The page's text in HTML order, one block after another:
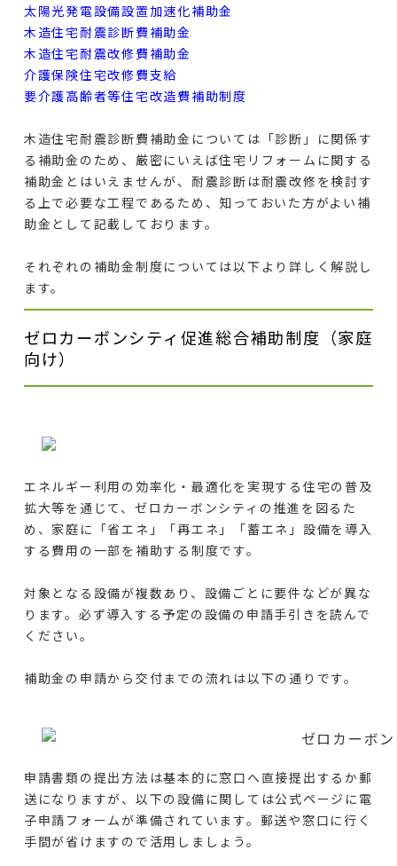
太陽光発電設備設置加速化補助金
木造住宅耐震診断費補助金
木造住宅耐震改修費補助金
介護保険住宅改修費支給
要介護高齢者等住宅改造費補助制度
木造住宅耐震診断費補助金については「診断」に関係す
る補助金のため、厳密にいえば住宅リフォームに関する
補助金とはいえませんが、耐震診断は耐震改修を検討す
る上で必要な工程であるため、知っておいた方がよい補
助金として記載しております。
それぞれの補助金制度については以下より詳しく解説し
ます。
ゼロカーボンシティ促進総合補助制度（家庭
向け）
エネルギー利用の効率化・最適化を実現する住宅の普及
拡大等を通じて、ゼロカーボンシティの推進を図るた
め、家庭に「省エネ」「再エネ」「蓄エネ」設備を導入
する費用の一部を補助する制度です。
対象となる設備が複数あり、設備ごとに要件などが異な
ります。必ず導入する予定の設備の申請手引きを読んで
ください。
補助金の申請から交付までの流れは以下の通りです。
申請書類の提出方法は基本的に窓口へ直接提出するか郵
送になりますが、以下の設備に関しては公式ページに電
子申請フォームが準備されています。郵送や窓口に行く
手間が省けますので活用しましょう。